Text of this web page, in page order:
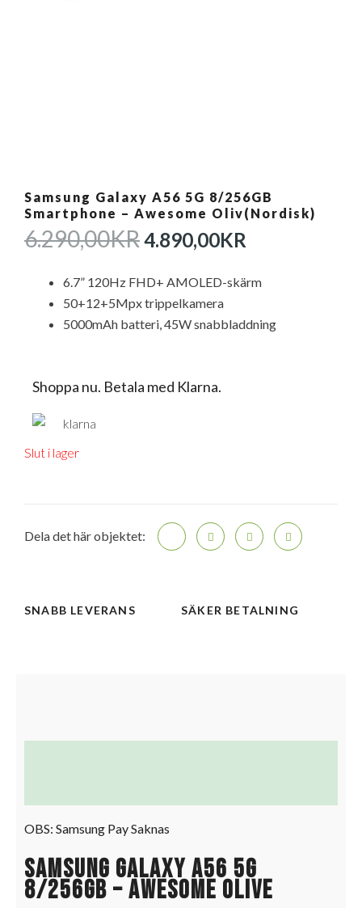
Samsung Galaxy A56 5G 8/256GB
Smartphone – Awesome Oliv(Nordisk)
6.290,00KRDET
URSPRUNGLIGA
PRISET
VAR:
6.290,00KR.
4.890,00KR
PRISET
6.7” 120Hz FHD+ AMOLED-skärm
50+12+5Mpx trippelkamera
5000mAh batteri, 45W snabbladdning
Shoppa nu. Betala med Klarna.
Slut i lager
Dela det här objektet:
SNABB LEVERANS SÄKER BETALNING
OBS: Samsung Pay Saknas
Samsung Galaxy A56 5G
8/256GB – Awesome Olive